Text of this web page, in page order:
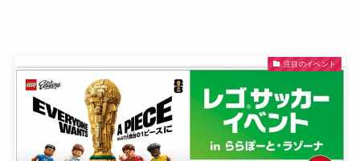
注目のイベント